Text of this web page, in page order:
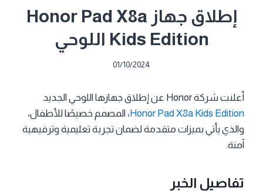
إطلاق جهاز Honor Pad X8a
Kids Edition اللوحي
01/10/2024
أعلنت شركة Honor عن إطلاق جهازها اللوحي الجديد
Honor Pad X8a Kids Edition، المصمم خصيصًا للأطفال،
والذي يأتي بميزات متقدمة لضمان تجربة تعليمية وترفيهية
آمنة.
تفاصيل الخبر